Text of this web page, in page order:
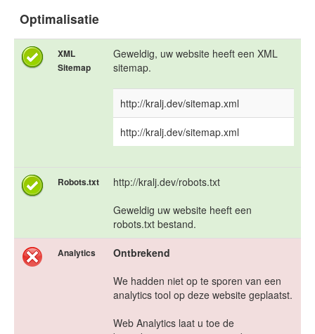
Optimalisatie
XML
Sitemap
Geweldig, uw website heeft een XML
sitemap.
http://kralj.dev/sitemap.xml
http://kralj.dev/sitemap.xml
Robots.txt
http://kralj.dev/robots.txt
Geweldig uw website heeft een
robots.txt bestand.
Analytics
Ontbrekend
We hadden niet op te sporen van een
analytics tool op deze website geplaatst.
Web Analytics laat u toe de